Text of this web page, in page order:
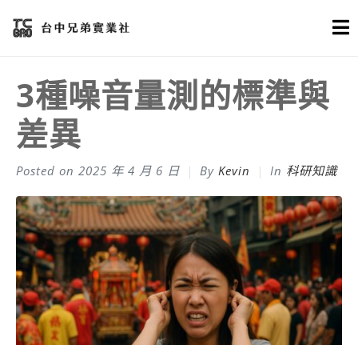
3種噪音量測的標準與
差異
Posted on 2025 年 4 月 6 日 By Kevin In 科研知識